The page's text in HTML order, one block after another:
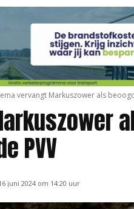
vervangt Markuszower als
PVV
juni 2024 om 14:20 uur